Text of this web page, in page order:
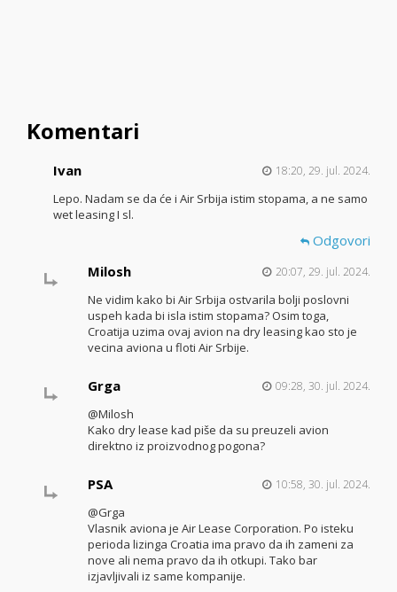
Komentari
Ivan 18:20, 29. jul. 2024.
Lepo. Nadam se da će i Air Srbija istim stopama, a ne samo
wet leasing I sl.
Odgovori
Milosh
20:07, 29. jul. 2024.
Ne vidim kako bi Air Srbija ostvarila bolji poslovni
uspeh kada bi isla istim stopama? Osim toga,
Croatija uzima ovaj avion na dry leasing kao sto je
vecina aviona u floti Air Srbije.
Grga 09:28, 30. jul. 2024.
@Milosh
Kako dry lease kad piše da su preuzeli avion
direktno iz proizvodnog pogona?
PSA 10:58, 30. jul. 2024.
@Grga
Vlasnik aviona je Air Lease Corporation. Po isteku
perioda lizinga Croatia ima pravo da ih zameni za
nove ali nema pravo da ih otkupi. Tako bar
izjavljivali iz same kompanije.